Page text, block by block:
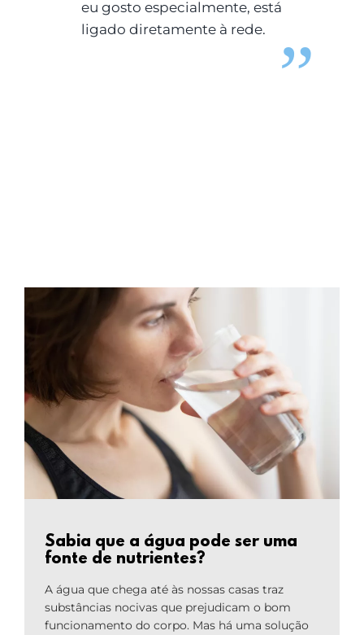
eu gosto especialmente, está
ligado diretamente à rede.
Sabia que a água pode ser uma
fonte de nutrientes?
A água que chega até às nossas casas traz
substâncias nocivas que prejudicam o bom
funcionamento do corpo. Mas há uma solução